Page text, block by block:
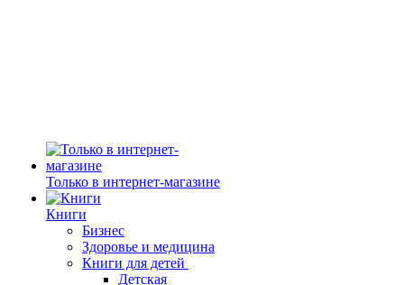
Только в интернет-магазине
Книги
Бизнес
Здоровье и медицина
Книги для детей
Детская